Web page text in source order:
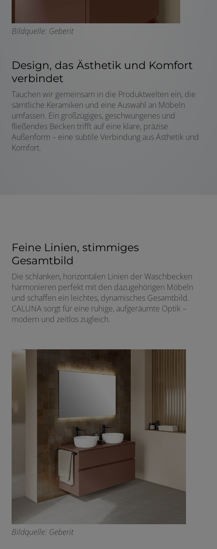
Bildquelle: Geberit
Design, das Ästhetik und Komfort
verbindet
Tauchen wir gemeinsam in die Produktwelten ein, die
sämtliche Keramiken und eine Auswahl an Möbeln
umfassen. Ein großzügiges, geschwungenes und
fließendes Becken trifft auf eine klare, präzise
Außenform – eine subtile Verbindung aus Ästhetik und
Komfort.
Feine Linien, stimmiges
Gesamtbild
Die schlanken, horizontalen Linien der Waschbecken
harmonieren perfekt mit den dazugehörigen Möbeln
und schaffen ein leichtes, dynamisches Gesamtbild.
CALUNA sorgt für eine ruhige, aufgeräumte Optik –
modern und zeitlos zugleich.
Bildquelle: Geberit